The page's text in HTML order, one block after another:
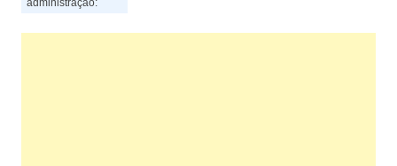
administração: